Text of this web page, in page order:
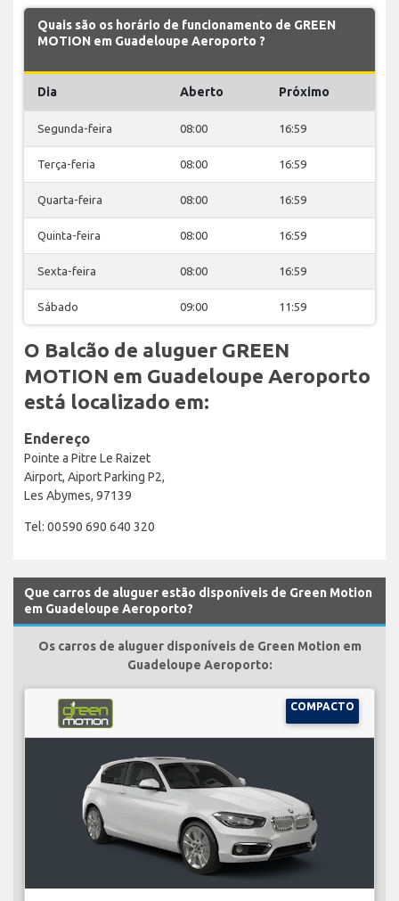
Quais são os horário de funcionamento de GREEN
MOTION em Guadeloupe Aeroporto ?
Dia Aberto Próximo
Segunda-feira 08:00 16:59
Terça-feria 08:00 16:59
Quarta-feira 08:00 16:59
Quinta-feira 08:00 16:59
Sexta-feira 08:00 16:59
Sábado 09:00 11:59
O Balcão de aluguer GREEN
MOTION em Guadeloupe Aeroporto
está localizado em:
Endereço
Pointe a Pitre Le Raizet
Airport, Aiport Parking P2,
Les Abymes, 97139
Tel: 00590 690 640 320
Que carros de aluguer estão disponíveis de Green Motion
em Guadeloupe Aeroporto?
Os carros de aluguer disponíveis de Green Motion em
Guadeloupe Aeroporto:
COMPACTO